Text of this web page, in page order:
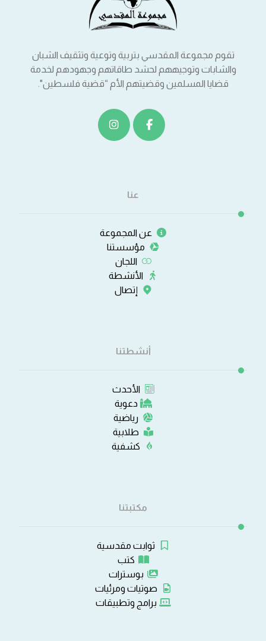
تقوم مجموعة المقدسي بتربية وتوعية وتثقيف الشبان
والشابات وتوجيههم لحشد طاقاتهم وجهودهم لخدمة
قضايا المسلمين وقضيتهم الأم “قضية فلسطين".
عنا
عن المجموعة
مؤسستنا
اللجان
الأنشطة
إتصال
أنشطتنا
الأحدث
دعوية
رياضية
طلابية
كشفية
مكتبتنا
ثوابت مقدسية
كتب
بوسترات
صوتيات ومرئيات
برامج وتطبيقات